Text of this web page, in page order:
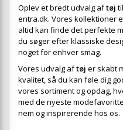
Oplev et bredt udvalg aftøj
entra.dk. Vores kollektioner
altid kan finde det perfekte
du søger efter klassiske
noget for enhver smag.
Vores udvalg aftøj er skabt
kvalitet, så du kan føle dig
vores sortiment og opdag,
med de nyeste
nem og inspirerende hos os.